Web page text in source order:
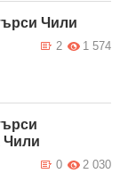
Чили
1 574
2
Чили
2 030
0